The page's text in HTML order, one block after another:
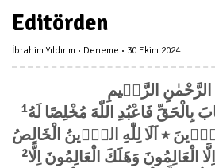
Editörden
İbrahim Yıldırım Deneme 30 Ekim 2024
الرَّحْمٰنِ الرَّح۪يمِ
1بِالْحَقِّ فَاعْبُدِ اللّٰهَ مُخْلِصًا لَهُ
٭ اَلَا لِلّٰهِ الدّ۪ينُ الْخَالِصُ
2الْعَالِمُونَ وَهَلَكَ الْعَالِمُونَ اِلَّا